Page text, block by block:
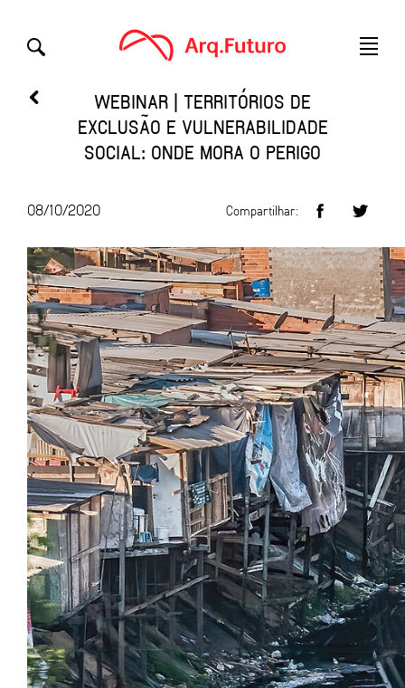
WEBINAR | TERRITÓRIOS DE
EXCLUSÃO E VULNERABILIDADE
SOCIAL: ONDE MORA O PERIGO
08/10/2020 Compartilhar: